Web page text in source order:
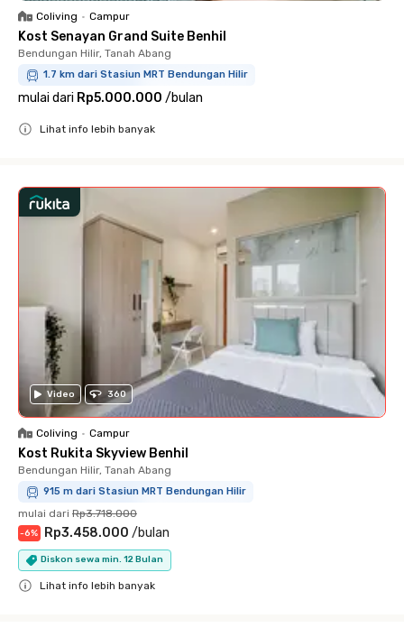
Coliving • Campur
Kost Senayan Grand Suite Benhil
Bendungan Hilir, Tanah Abang
1.7 km dari Stasiun MRT Bendungan Hilir
mulai dari Rp5.000.000 /bulan
Lihat info lebih banyak
Video 360
Coliving • Campur
Kost Rukita Skyview Benhil
Bendungan Hilir, Tanah Abang
915 m dari Stasiun MRT Bendungan Hilir
mulai dari Rp3.718.000
-6% Rp3.458.000 /bulan
Diskon sewa min. 12 Bulan
Lihat info lebih banyak